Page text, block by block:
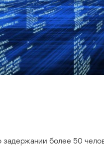
более 50